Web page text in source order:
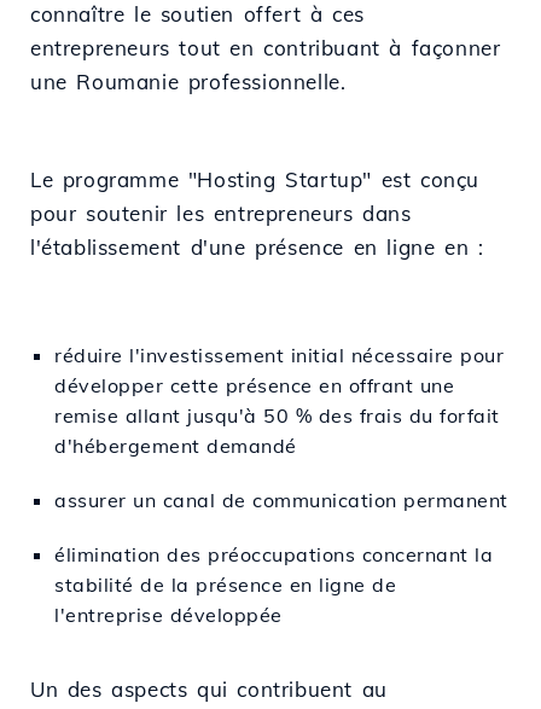
connaître le soutien offert à ces
entrepreneurs tout en contribuant à façonner
une Roumanie professionnelle.
Le programme "Hosting Startup" est conçu
pour soutenir les entrepreneurs dans
l'établissement d'une présence en ligne en :
réduire l'investissement initial nécessaire pour
développer cette présence en offrant une
remise allant jusqu'à 50 % des frais du forfait
d'hébergement demandé
assurer un canal de communication permanent
élimination des préoccupations concernant la
stabilité de la présence en ligne de
l'entreprise développée
Un des aspects qui contribuent au